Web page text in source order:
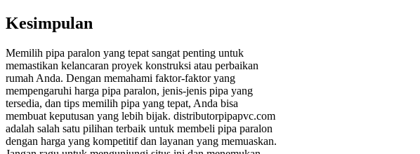
Kesimpulan
Memilih pipa paralon yang tepat sangat penting untuk
memastikan kelancaran proyek konstruksi atau perbaikan
rumah Anda. Dengan memahami faktor-faktor yang
mempengaruhi harga pipa paralon, jenis-jenis pipa yang
tersedia, dan tips memilih pipa yang tepat, Anda bisa
membuat keputusan yang lebih bijak. distributorpipapvc.com
adalah salah satu pilihan terbaik untuk membeli pipa paralon
dengan harga yang kompetitif dan layanan yang memuaskan.